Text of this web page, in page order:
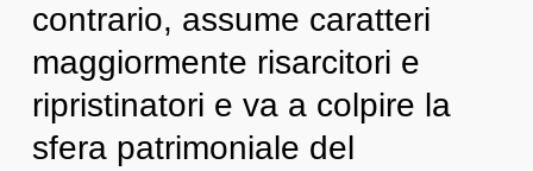
contrario, assume caratteri
maggiormente risarcitori e
ripristinatori e va a colpire la
sfera patrimoniale del